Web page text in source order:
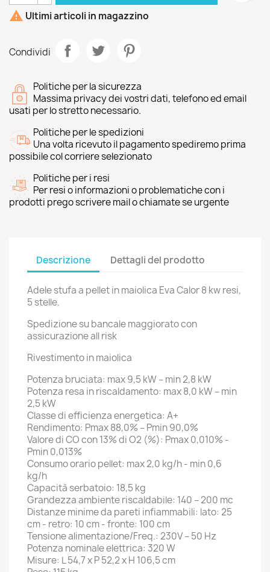
 Ultimi articoli in magazzino
Condividi
Politiche per la sicurezza
Massima privacy dei vostri dati, telefono ed email
usati per lo stretto necessario.
Politiche per le spedizioni
Una volta ricevuto il pagamento spediremo prima
possibile col corriere selezionato
Politiche per i resi
Per resi o informazioni o problematiche con i
prodotti prego scrivere mail o chiamate se urgente
Descrizione Dettagli del prodotto
Adele stufa a pellet in maiolica Eva Calor 8 kw resi,
5 stelle.
Spedizione su bancale maggiorato con
assicurazione all risk
Rivestimento in maiolica
Potenza bruciata: max 9,5 kW – min 2,8 kW
Potenza resa in riscaldamento: max 8,0 kW – min
2,5 kW
Classe di efficienza energetica: A+
Rendimento: Pmax 88,0% – Pmin 90,0%
Valore di CO con 13% di O2 (%): Pmax 0,010% -
Pmin 0,013%
Consumo orario pellet: max 2,0 kg/h - min 0,6
kg/h
Capacità serbatoio: 18,5 kg
Grandezza ambiente riscaldabile: 140 – 200 mc
Distanze minime da pareti infiammabili: lato: 25
cm - retro: 10 cm - fronte: 100 cm
Tensione alimentazione/Freq.: 230V – 50 Hz
Potenza nominale elettrica: 320 W
Misure: L 54,7 x P 52,2 x H 106,5 cm